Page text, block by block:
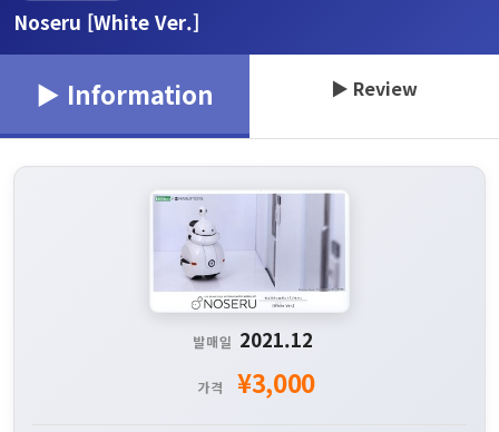
Noseru [White Ver.]
▶ Information ▶ Review
발매일 2021.12
가격 ¥3,000